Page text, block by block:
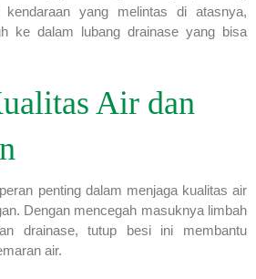
yang melintas di atasnya,
ke dalam lubang drainase yang bisa
Air dan
penting dalam menjaga kualitas air
Dengan mencegah masuknya limbah
drainase, tutup besi ini membantu
air.